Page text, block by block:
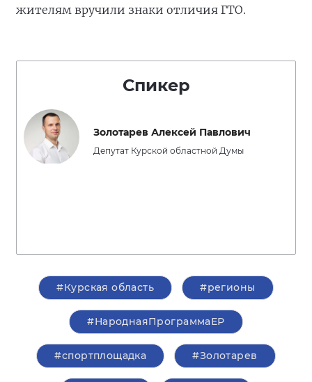
жителям вручили знаки отличия ГТО.
Спикер
Золотарев Алексей Павлович
Депутат Курской областной Думы
#Курская область #регионы
#НароднаяПрограммаЕР
#спортплощадка #Золотарев